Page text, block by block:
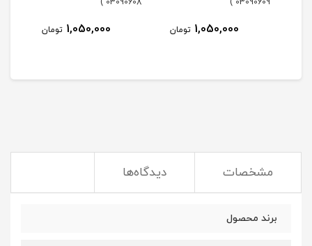
1,050,000 تومان 1,050,000 تومان
مشخصات دیدگاه‌ها
برند محصول